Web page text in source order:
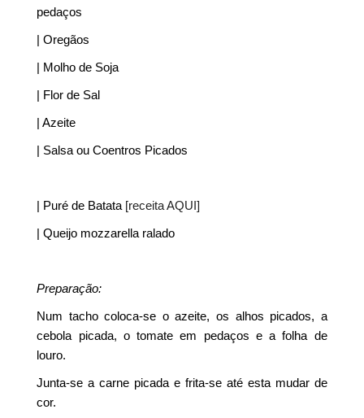
pedaços
| Oregãos
| Molho de Soja
| Flor de Sal
| Azeite
| Salsa ou Coentros Picados
| Puré de Batata [receita AQUI]
| Queijo mozzarella ralado
Preparação:
Num tacho coloca-se o azeite, os alhos picados, a
cebola picada, o tomate em pedaços e a folha de
louro.
Junta-se a carne picada e frita-se até esta mudar de
cor.